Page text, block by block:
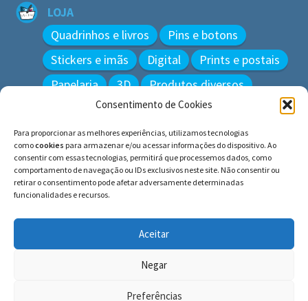
Consentimento de Cookies
Para proporcionar as melhores experiências, utilizamos tecnologias
comocookies para armazenar e/ou acessar informações do dispositivo. Ao
consentir com essas tecnologias, permitirá que processemos dados, como
comportamento de navegação ou IDs exclusivos neste site. Não consentir ou
retirar o consentimento pode afetar adversamente determinadas
funcionalidades e recursos.
Aceitar
Negar
Preferências
LOJA
Quadrinhos e livros
Pins e botons
Stickers e imãs
Digital
Prints e postais
Papelaria
3D Produtos diversos
Pesquisar
por:
© BLUE e os gatos ∙ todos os direitos reservados.
Histórias inspiradas em gatos reais. Adote e cuide dos
gatos!